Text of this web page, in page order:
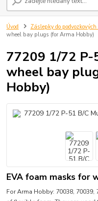
Úvod Záslepky do podvozkových
wheel bay plugs (for Arma Hobby)
77209 1/72
wheel bay
Hobby)
EVA foam masks for
For Arma Hobby: 70038,